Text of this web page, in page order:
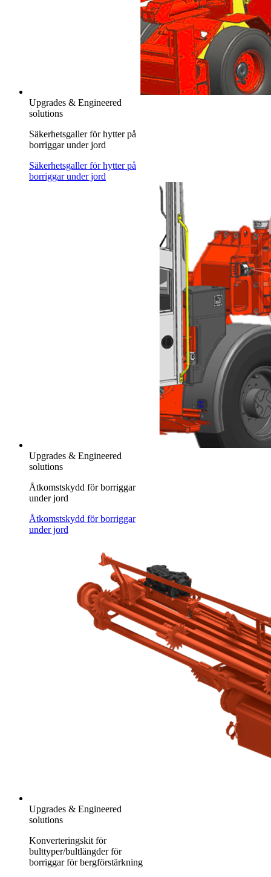
Upgrades & Engineered
solutions
Säkerhetsgaller för hytter på
borriggar under jord
Säkerhetsgaller för hytter på
borriggar under jord
Upgrades & Engineered
solutions
Åtkomstskydd för borriggar
under jord
Åtkomstskydd för borriggar
under jord
Upgrades & Engineered
solutions
Konverteringskit för
bulttyper/bultlängder för
borriggar för bergförstärkning